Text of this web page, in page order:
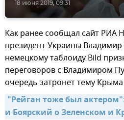
18 июня 2019, 09:31
Как ранее сообщал сайт РИА
президент Украины
немецкому таблоиду Bild
переговоров с Владимиром
очередь затронет тему
"Рейган тоже был
и Боярский о Зеленском и